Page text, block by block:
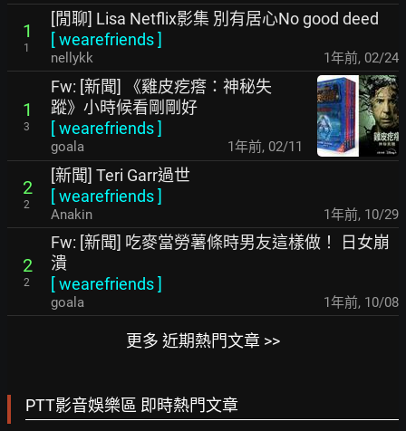
1
1
[閒聊] Lisa Netflix影集 別有居心No good deed
[wearefriends]
nellykk 1年前, 02/24
1
3
Fw: [新聞] 《雞皮疙瘩：神秘失
蹤》小時候看剛剛好
[wearefriends]
goala 1年前, 02/11
2
2
[新聞] Teri Garr過世
[wearefriends]
Anakin 1年前, 10/29
2
2
Fw: [新聞] 吃麥當勞薯條時男友這樣做！ 日女崩
潰
[wearefriends]
goala 1年前, 10/08
更多 近期熱門文章 >>
PTT影音娛樂區 即時熱門文章